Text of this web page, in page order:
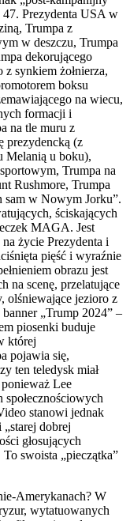
Prezydenta USA w
Trumpa z
w deszczu, Trumpa
dekorującego
z synkiem żołnierza,
boksu
na wiecu,
formacji i
na tle muru z
prezydencką (z
Melanią u boku),
Trumpa na
Rushmore, Trumpa
sam w Nowym Jorku”.
ściskających
MAGA. Jest
życie Prezydenta i
pięść i wyraźnie
obrazu jest
na scenę, przelatujące
olśniewające jezioro z
„Trump 2024” –
piosenki buduje
której
pojawia się,
ten teledysk miał
Lee
stanowi jednak
dobrej
głosujących
swoista „pieczątka”
Amerykanach? W
wytatuowanych